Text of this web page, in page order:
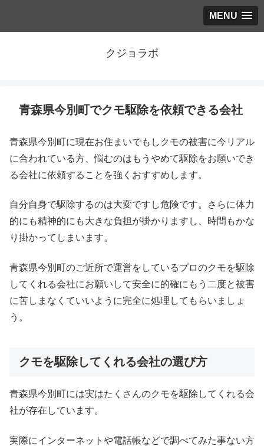
MENU
クジョラボ
青森県今別町でクモ駆除を依頼できる会社
青森県今別町に現在お住まいでもしクモの被害に今リアル
に合われている方、悩むのはもうやめて駆除をお願いでき
る会社に依頼することを強くおすすめします。
自分自身で駆除するのは大変ですし危険です。さらに体力
的にも精神的にも大きな負担が掛かりますし、時間もかな
り掛かってしまいます。
青森県今別町のご近所で運営をしているプロのクモを駆除
してくれる会社にお願いして安全に的確にもう二度と被害
に苦しまなくていいように完全に処理してもらいましょ
う。
クモを駆除してくれる会社の選び方
青森県今別町には実はたくさんのクモを駆除してくれる会
社が存在しています。
実際にインターネットや電話帳などで調べてみた事ない方